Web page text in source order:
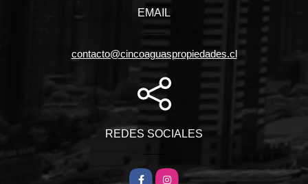
EMAIL
contacto@cincoaguaspropiedades.cl
REDES SOCIALES
FacebookInstagram